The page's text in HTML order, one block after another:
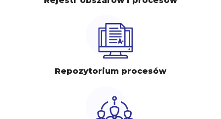
Repozytorium procesów